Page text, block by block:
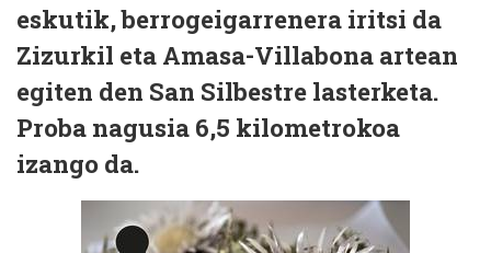
eskutik, berrogeigarrenera iritsi da
Zizurkil eta Amasa-Villabona artean
egiten den San Silbestre lasterketa.
Proba nagusia 6,5 kilometrokoa
izango da.